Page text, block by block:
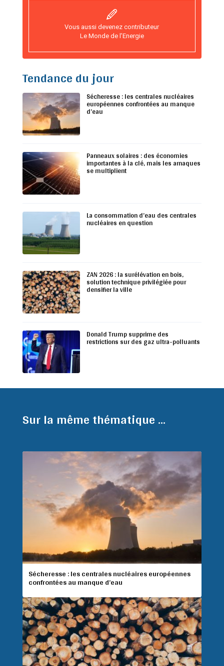
Vous aussi devenez contributeur
Le Monde de l’Energie
Tendance du jour
Sécheresse : les centrales nucléaires
européennes confrontées au manque
d’eau
Panneaux solaires : des économies
importantes à la clé, mais les arnaques
se multiplient
La consommation d’eau des centrales
nucléaires en question
ZAN 2026 : la surélévation en bois,
solution technique privilégiée pour
densifier la ville
Donald Trump supprime des
restrictions sur des gaz ultra-polluants
Sur la même thématique ...
Sécheresse : les centrales nucléaires européennes
confrontées au manque d’eau